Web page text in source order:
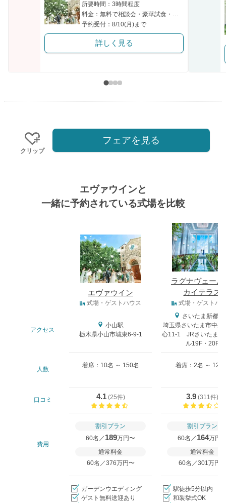
所要時間：3時間程度
料金：無料で相談会・豪華試食・会場見学までご参加いただけます
予約受付：8/10(月)まで
詳しく見る
クリップ
フェアを見る
エヴァウインと
一緒に予約されている式場を比較
エヴァウイン
ラグナヴェール
カイテラス
式場・ゲストハウス 式場・ゲストハ
アクセス
小山駅
栃木県小山市城東6-9-1
さいたま新都心
埼玉県さいたま市中央
心11-1 JRさいたま新
ル19F・20F
人数
着席：10名 ～ 150名 着席：2名 ～ 120
口コミ 4.1(25件)
3.9 (311件)
費用
割引プラン
60名／ 189万円〜
通常料金
60名／376万円〜
割引プラン
60名／ 164万円
通常料金
60名／301万円〜
ガーデンウエディング
ゲスト無料送迎あり
駅徒歩5分以内
和装挙式OK